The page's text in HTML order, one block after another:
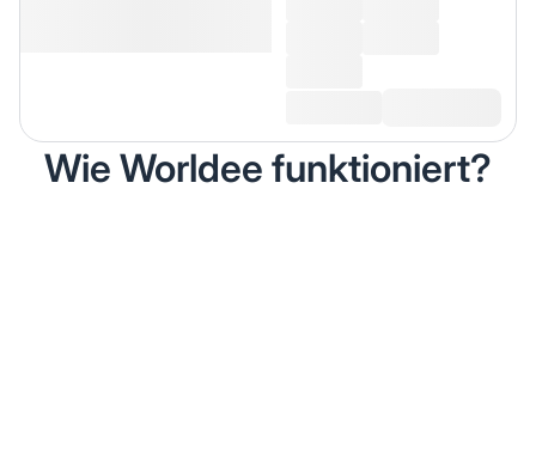
Wie Worldee funktioniert?